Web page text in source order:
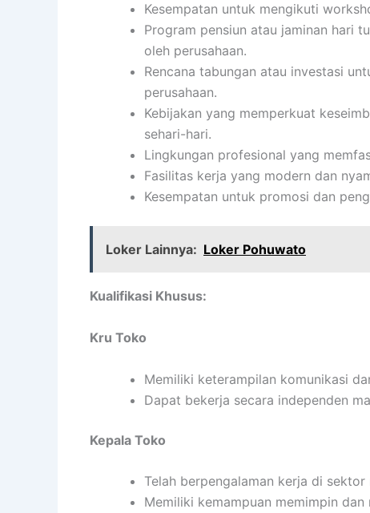
Kesempatan untuk mengikuti
Program pensiun atau jaminan hari
oleh perusahaan.
Rencana tabungan atau investasi
perusahaan.
Kebijakan yang memperkuat
sehari-hari.
Lingkungan profesional yang
Fasilitas kerja yang modern dan
Kesempatan untuk promosi dan
Loker Lainnya: Loker Pohuwato
Kualifikasi Khusus:
Kru Toko
Memiliki keterampilan komunikasi
Dapat bekerja secara independen
Kepala Toko
Telah berpengalaman kerja di
Memiliki kemampuan memimpin dan